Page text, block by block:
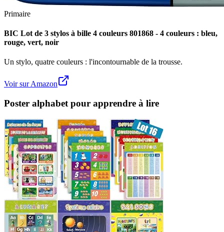
Primaire
BIC Lot de 3 stylos à bille 4 couleurs 801868 - 4 couleurs : bleu,
rouge, vert, noir
Un stylo, quatre couleurs : l'incontournable de la trousse.
Voir sur Amazon
Poster alphabet pour apprendre à lire